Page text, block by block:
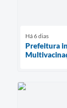
Há 6 dias
Prefeitura